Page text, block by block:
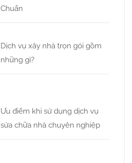
Chuẩn
Dịch vụ xây nhà trọn gói gồm
những gì?
Ưu điểm khi sử dụng dịch vụ
sửa chữa nhà chuyên nghiệp